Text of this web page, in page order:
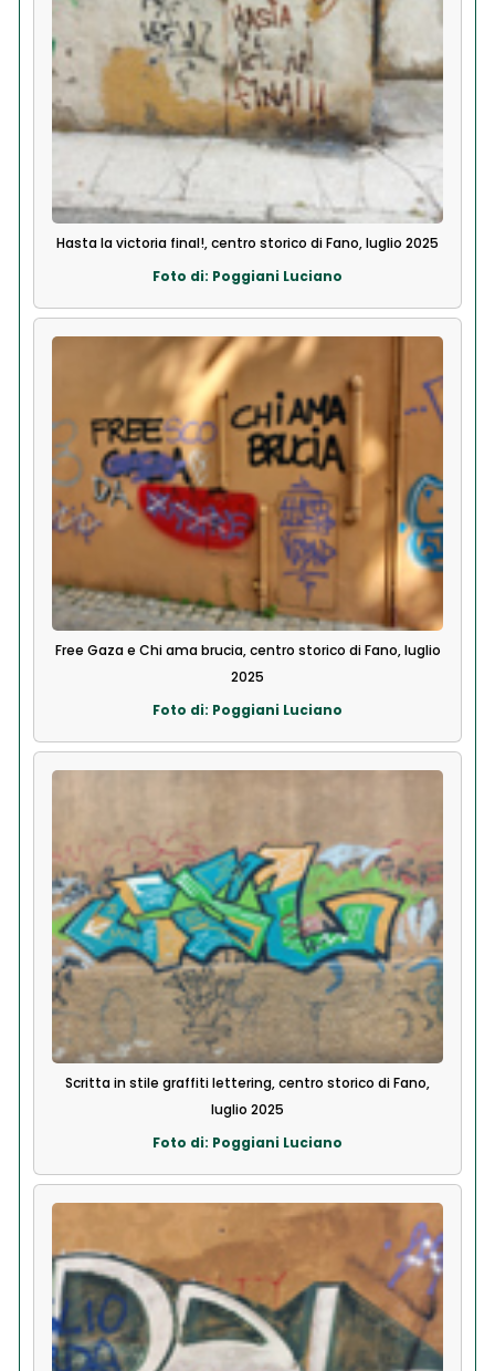
Hasta la victoria final!, centro storico di Fano, luglio 2025
Foto di: Poggiani Luciano
Free Gaza e Chi ama brucia, centro storico di Fano, luglio
2025
Foto di: Poggiani Luciano
Scritta in stile graffiti lettering, centro storico di Fano,
luglio 2025
Foto di: Poggiani Luciano